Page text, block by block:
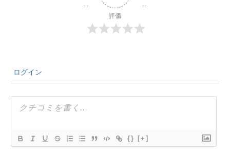
評価
ログイン
{} [+]